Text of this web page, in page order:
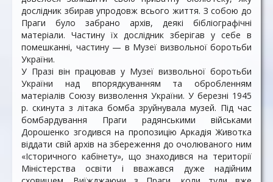
дослідник збирав упродовж всього життя. З собою до
Праги було забрано архів, деякі бібліографічні
матеріали. Частину їх дослідник зберігав у себе в
помешканні, частину — в Музеї визвольної боротьби
України.
У Празі він працював у Музеї визвольної боротьби
України над впорядкуванням та обробленням
матеріалів Союзу визволення України. У березні 1945
р. скинута з літака бомба зруйнувала музей. Під час
бомбардування Праги радянськими військами
Дорошенко згодився на пропозицію Аркадія Животка
віддати свій архів на збереження до очолюваного ним
«Історичного кабінету», що знаходився на території
Міністерства освіти і вважався дуже надійним